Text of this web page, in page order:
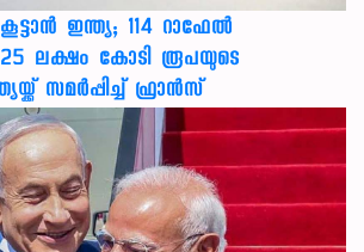
ഇന്ത്യ; 114 റാഫേൽ
ലക്ഷം കോടി രൂപയുടെ
സമർപ്പിച്ച് ഫ്രാൻസ്